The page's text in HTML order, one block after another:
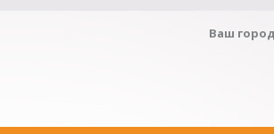
Ваш город